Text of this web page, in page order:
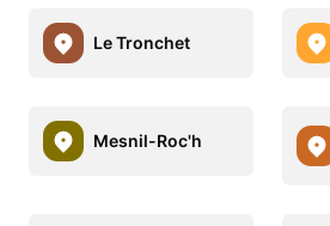
Le Tronchet
Mesnil-Roc'h